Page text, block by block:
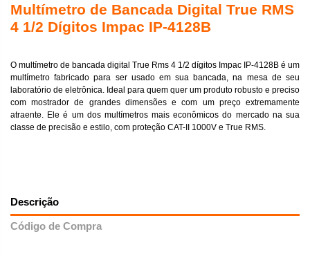
Multímetro de Bancada Digital True RMS
4 1/2 Dígitos Impac IP-4128B
O multímetro de bancada digital True Rms 4 1/2 dígitos Impac IP-4128B é um
multímetro fabricado para ser usado em sua bancada, na mesa de seu
laboratório de eletrônica. Ideal para quem quer um produto robusto e preciso
com mostrador de grandes dimensões e com um preço extremamente
atraente. Ele é um dos multímetros mais econômicos do mercado na sua
classe de precisão e estilo, com proteção CAT-II 1000V e True RMS.
Descrição
Código de Compra